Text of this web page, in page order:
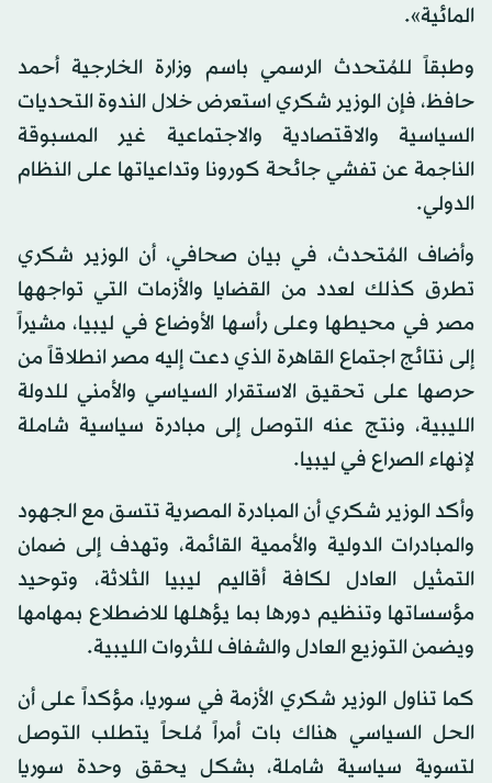
المائية».
وطبقاً للمُتحدث الرسمي باسم وزارة الخارجية أحمد
حافظ، فإن الوزير شكري استعرض خلال الندوة التحديات
السياسية والاقتصادية والاجتماعية غير المسبوقة
الناجمة عن تفشي جائحة كورونا وتداعياتها على النظام
الدولي.
وأضاف المُتحدث، في بيان صحافي، أن الوزير شكري
تطرق كذلك لعدد من القضايا والأزمات التي تواجهها
مصر في محيطها وعلى رأسها الأوضاع في ليبيا، مشيراً
إلى نتائج اجتماع القاهرة الذي دعت إليه مصر انطلاقاً من
حرصها على تحقيق الاستقرار السياسي والأمني للدولة
الليبية، ونتج عنه التوصل إلى مبادرة سياسية شاملة
لإنهاء الصراع في ليبيا.
وأكد الوزير شكري أن المبادرة المصرية تتسق مع الجهود
والمبادرات الدولية والأممية القائمة، وتهدف إلى ضمان
التمثيل العادل لكافة أقاليم ليبيا الثلاثة، وتوحيد
مؤسساتها وتنظيم دورها بما يؤهلها للاضطلاع بمهامها
ويضمن التوزيع العادل والشفاف للثروات الليبية.
كما تناول الوزير شكري الأزمة في سوريا، مؤكداً على أن
الحل السياسي هناك بات أمراً مُلحاً يتطلب التوصل
لتسوية سياسية شاملة، بشكل يحقق وحدة سوريا